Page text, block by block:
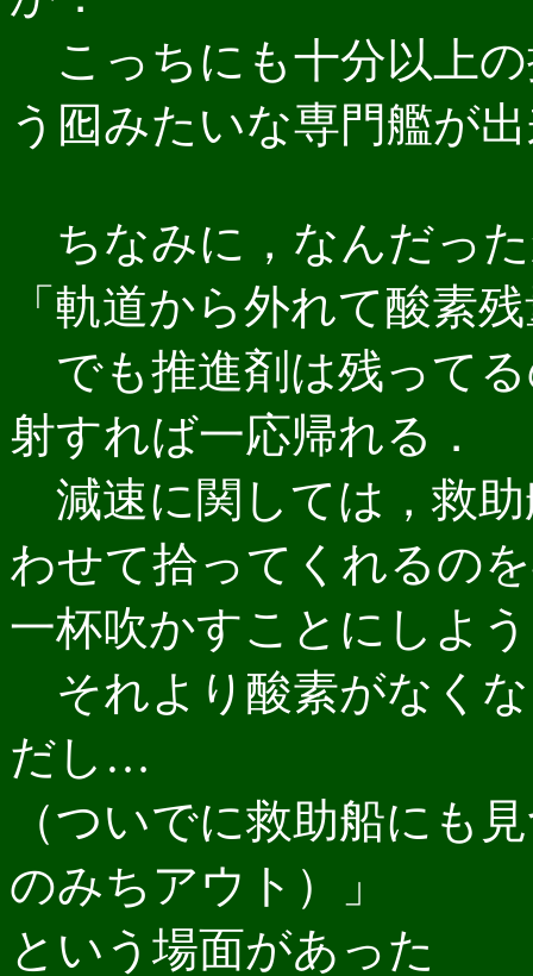
こっちにも十分以上
う囮みたいな専門艦が
ちなみに，なんだっ
「軌道から外れて酸素
でも推進剤は残って
射すれば一応帰れる．
減速に関しては，救
わせて拾ってくれるの
一杯吹かすことにしよ
それより酸素がなく
だし…
（ついでに救助船にも
のみちアウト）」
という場面があった